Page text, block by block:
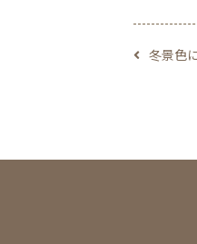
冬景色